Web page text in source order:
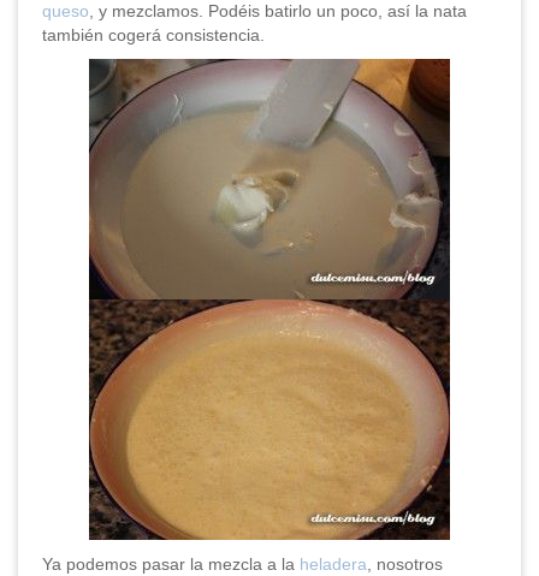
queso, y mezclamos. Podéis batirlo un poco, así la nata
también cogerá consistencia.
Ya podemos pasar la mezcla a la heladera, nosotros